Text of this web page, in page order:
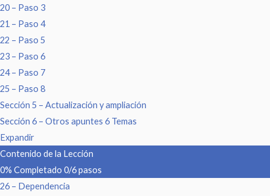
20 – Paso 3
21 – Paso 4
22 – Paso 5
23 – Paso 6
24 – Paso 7
25 – Paso 8
Sección 5 – Actualización y ampliación
Sección 6 – Otros apuntes 6 Temas
Expandir
Contenido de la Lección
0% Completado 0/6 pasos
26 – Dependencia